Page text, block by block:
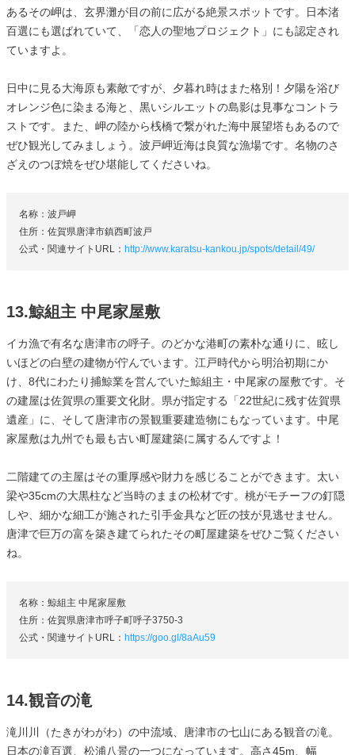
あるその岬は、玄界灘が目の前に広がる絶景スポットです。日本渚
百選にも選ばれていて、「恋人の聖地プロジェクト」にも認定され
ていますよ。
日中に見る大海原も素敵ですが、夕暮れ時はまた格別！夕陽を浴び
オレンジ色に染まる海と、黒いシルエットの島影は見事なコントラ
ストです。また、岬の陸から桟橋で繋がれた海中展望塔もあるので
ぜひ観光してみましょう。波戸岬近海は良質な漁場です。名物のさ
ざえのつぼ焼をぜひ堪能してくださいね。
名称：波戸岬
住所：佐賀県唐津市鎮西町波戸
公式・関連サイトURL： http://www.karatsu-kankou.jp/spots/detail/49/
13.鯨組主 中尾家屋敷
イカ漁で有名な唐津市の呼子。のどかな港町の素朴な通りに、眩し
いほどの白壁の建物が佇んでいます。江戸時代から明治初期にか
け、8代にわたり捕鯨業を営んでいた鯨組主・中尾家の屋敷です。そ
の建屋は佐賀県の重要文化財。県が指定する「22世紀に残す佐賀県
遺産」に、そして唐津市の景観重要建造物にもなっています。中尾
家屋敷は九州でも最も古い町屋建築に属するんですよ！
二階建ての主屋はその重厚感や財力を感じることができます。太い
梁や35cmの大黒柱など当時のままの松材です。桃がモチーフの釘隠
しや、細かな細工が施された引手金具など匠の技が見逃せません。
唐津で巨万の富を築き建てられたその町屋建築をぜひご覧ください
ね。
名称：鯨組主 中尾家屋敷
住所：佐賀県唐津市呼子町呼子3750-3
公式・関連サイトURL： https://goo.gl/8aAu59
14.観音の滝
滝川川（たきがわがわ）の中流域、唐津市の七山にある観音の滝。
日本の滝百選、松浦八景の一つになっています。高さ45m、幅